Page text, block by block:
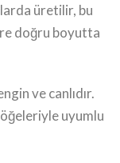
üretilir, bu
doğru boyutta
ve canlıdır.
uyumlu